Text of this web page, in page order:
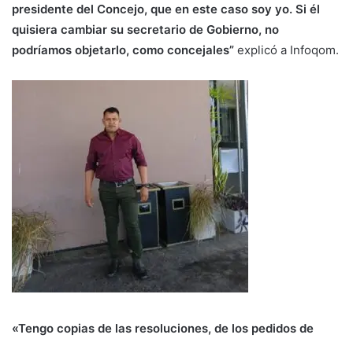
presidente del Concejo, que en este caso soy yo. Si él
quisiera cambiar su secretario de Gobierno, no
podríamos objetarlo, como concejales” explicó a Infoqom.
«Tengo copias de las resoluciones, de los pedidos de